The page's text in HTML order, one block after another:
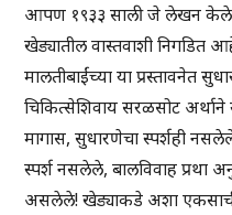
आपण १९३३ साली जे लेखन केले ते
खेड्यातील वास्तवाशी
मालतीबाईंच्या या प्रस्तावनेत
चिकित्सेशिवाय सरळसोट
मागास, सुधारणेचा स्पर्शही
स्पर्श नसलेले, बालविवाह प्रथा
असलेले! खेड्याकडे अशा एकसाची